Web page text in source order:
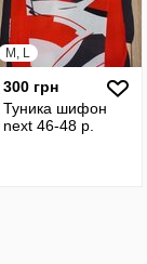
M, L
300 грн
Туника шифон
next 46-48 р.